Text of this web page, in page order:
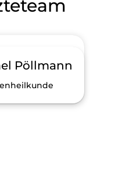
Pöllmann